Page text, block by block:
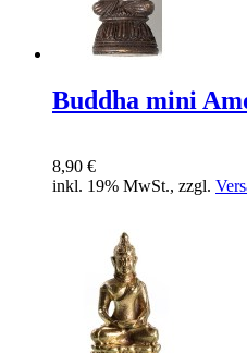
Buddha mini
8,90 €
inkl. 19% MwSt., zzgl.